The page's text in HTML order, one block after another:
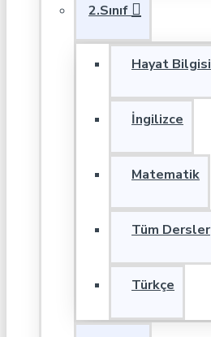
2.Sınıf
Hayat Bilgisi
İngilizce
Matematik
Tüm Dersler
Türkçe